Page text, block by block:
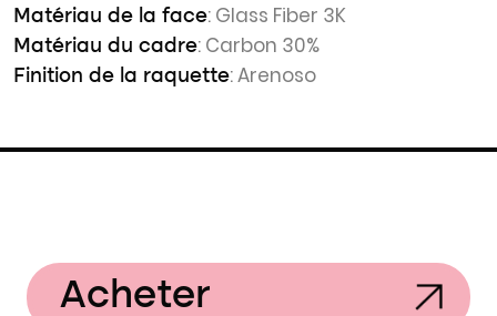
Matériau de la face: Glass Fiber 3K
Matériau du cadre: Carbon 30%
Finition de la raquette: Arenoso
Acheter